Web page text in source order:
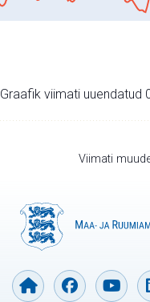
Graafik viimati uuendatud
Viimati